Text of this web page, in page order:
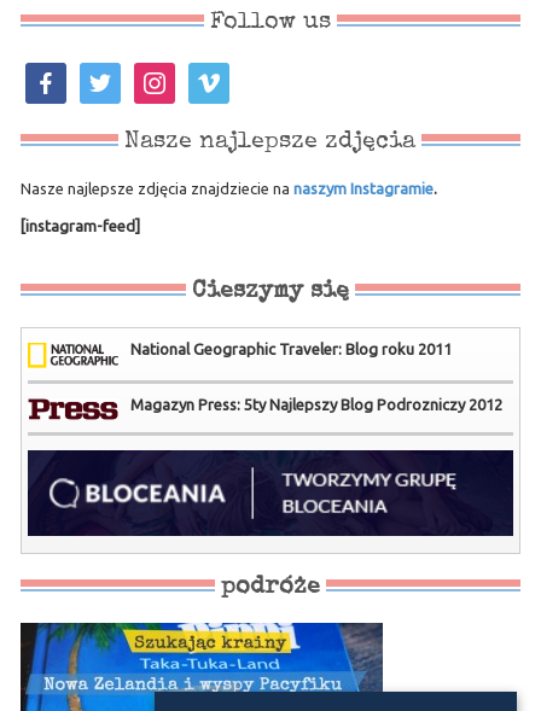
Follow us
facebooktwitter instagramvimeo
Nasze najlepsze zdjęcia
Nasze najlepsze zdjęcia znajdziecie na naszym Instagramie.
[instagram-feed]
Cieszymy się
National Geographic Traveler: Blog roku 2011
Magazyn Press: 5ty Najlepszy Blog Podrozniczy 2012
podróże